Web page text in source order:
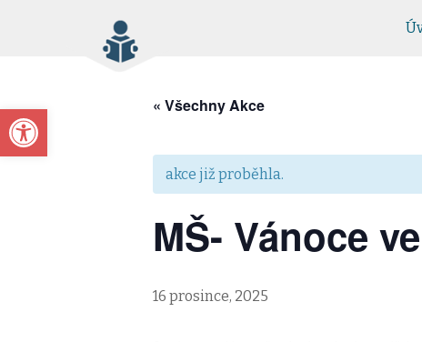
Open toolbar « Všechny Akce
akce již proběhla.
MŠ- Vánoce
16 prosince, 2025